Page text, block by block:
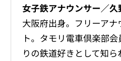
女子鉄アナウンサー／久
大阪府出身。フリーア
ト。タモリ電車倶楽部
りの鉄道好きとして知